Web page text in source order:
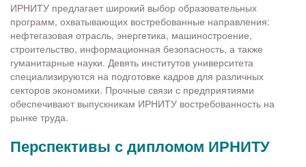
ИРНИТУ предлагает широкий выбор образовательных
программ, охватывающих востребованные направления:
нефтегазовая отрасль, энергетика, машиностроение,
строительство, информационная безопасность, а также
гуманитарные науки. Девять институтов университета
специализируются на подготовке кадров для различных
секторов экономики. Прочные связи с предприятиями
обеспечивают выпускникам ИРНИТУ востребованность на
рынке труда.
Перспективы с дипломом ИРНИТУ